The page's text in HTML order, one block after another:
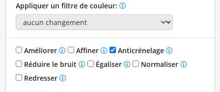
Appliquer un filtre de couleur:
Améliorer Affiner
Anticrénelage
Réduire le bruit
Égaliser
Normaliser
Redresser